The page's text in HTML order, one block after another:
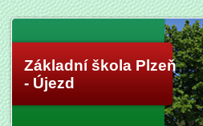
Základní škola Plzeň
- Újezd